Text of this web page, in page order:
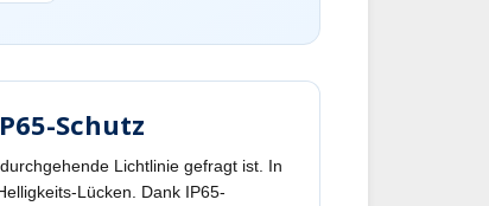
Schutz
Lichtlinie gefragt ist. In
Lücken. Dank IP65-